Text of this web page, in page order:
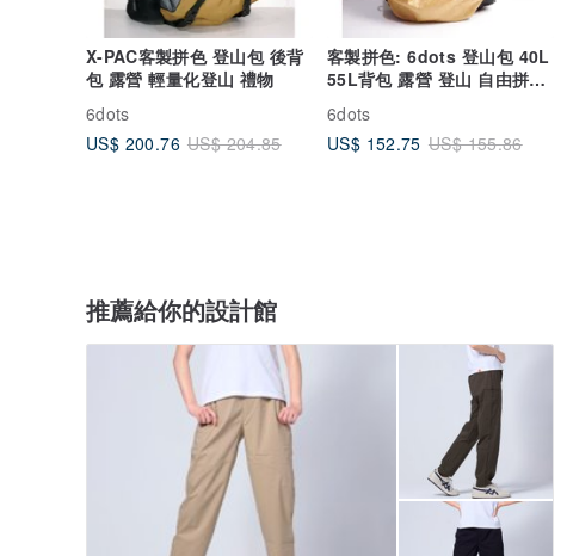
X-PAC客製拼色 登山包 後背
包 露營 輕量化登山 禮物
6dots
US$ 200.76 US$ 204.85
客製拼色: 6dots 登山包 40L
55L背包 露營 登山 自由拼色,
6dots
US$ 152.75 US$ 155.86
推薦給你的設計館